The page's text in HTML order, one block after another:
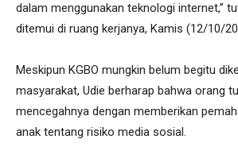
dalam menggunakan teknologi internet,”
ditemui di ruang kerjanya, Kamis (12/10/
Meskipun KGBO mungkin belum begitu
masyarakat, Udie berharap bahwa orang
mencegahnya dengan memberikan
anak tentang risiko media sosial.